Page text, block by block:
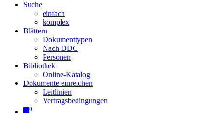
Suche
einfach
komplex
Blättern
Dokumenttypen
Nach DDC
Personen
Bibliothek
Online-Katalog
Dokumente einreichen
Leitlinien
Vertragsbedingungen
0